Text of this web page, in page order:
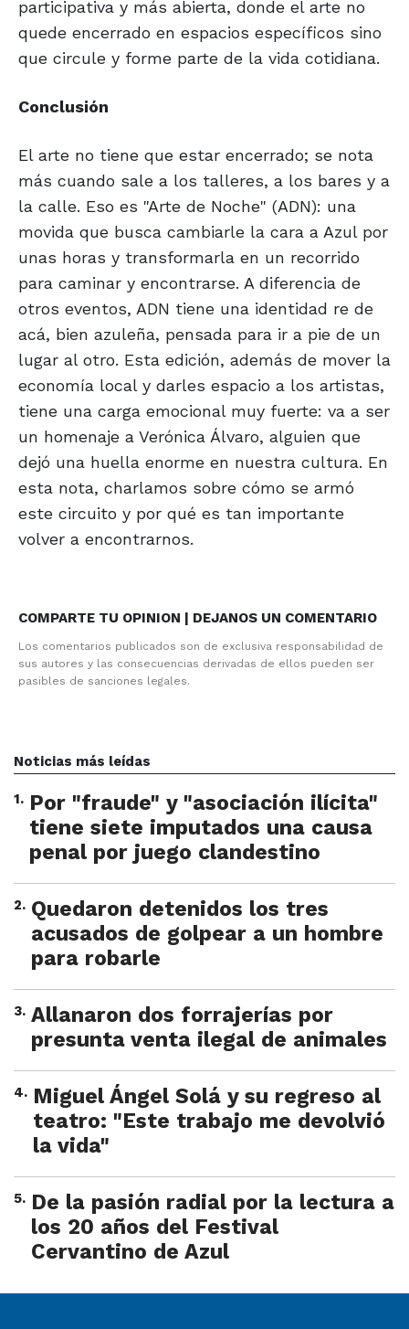
participativa y más abierta, donde el arte no
quede encerrado en espacios específicos sino
que circule y forme parte de la vida cotidiana.
Conclusión
El arte no tiene que estar encerrado; se nota
más cuando sale a los talleres, a los bares y a
la calle. Eso es "Arte de Noche" (ADN): una
movida que busca cambiarle la cara a Azul por
unas horas y transformarla en un recorrido
para caminar y encontrarse. A diferencia de
otros eventos, ADN tiene una identidad re de
acá, bien azuleña, pensada para ir a pie de un
lugar al otro. Esta edición, además de mover la
economía local y darles espacio a los artistas,
tiene una carga emocional muy fuerte: va a ser
un homenaje a Verónica Álvaro, alguien que
dejó una huella enorme en nuestra cultura. En
esta nota, charlamos sobre cómo se armó
este circuito y por qué es tan importante
volver a encontrarnos.
COMPARTE TU OPINION | DEJANOS UN COMENTARIO
Los comentarios publicados son de exclusiva responsabilidad de
sus autores y las consecuencias derivadas de ellos pueden ser
pasibles de sanciones legales.
Noticias más leídas
1. Por "fraude" y "asociación ilícita"
tiene siete imputados una causa
penal por juego clandestino
2. Quedaron detenidos los tres
acusados de golpear a un hombre
para robarle
3. Allanaron dos forrajerías por
presunta venta ilegal de animales
4. Miguel Ángel Solá y su regreso al
teatro: "Este trabajo me devolvió
la vida"
5. De la pasión radial por la lectura a
los 20 años del Festival
Cervantino de Azul